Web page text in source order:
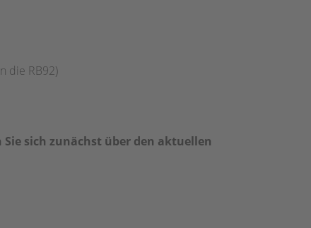
die RB92)
sich zunächst über den aktuellen